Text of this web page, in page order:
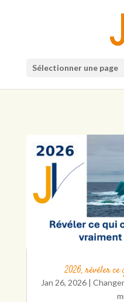
Sélectionner une page
2026, révéler
Jan 26, 2026 |